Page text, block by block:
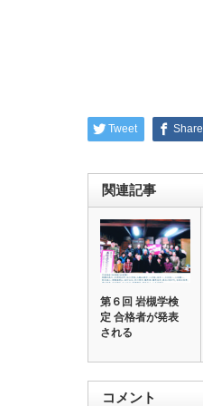
Tweet Share
関連記事
第６回 岩槻学検
定 合格者が発表
される
コメント